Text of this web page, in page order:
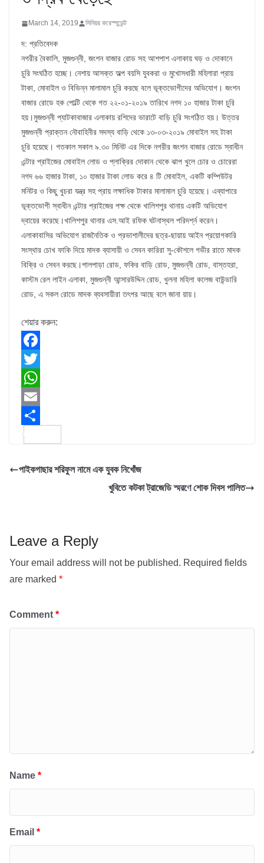
March 14, 2019 সিনিয়র করেস্পন্ডেন্ট
দ: প্রতিবেদক
নগরীর বৈকালি, মুজগুন্নী, জংশন বাজার রোড সহ আশপাশ এলাকায় ঘড় ও দোকানে
চুরি সংঘঠিত হচ্ছে। নেশায় আসক্ত অল্প বয়সি যুবকরা ও মুখোসধারী মহিলারা প্রায়
টাকা, মোবাইল ও বিভিন্ন মালামাল চুরি করছে বলে ভূক্তভোগীদের অভিযোগ। জংশন
বাজার রোডে হক পোল্টি থেকে গত ২২-০১-২০১৯ তারিখে নগদ ১০ হাজার টাকা চুরি
হয়।মুজগুন্নী প্যাটকাবাজার এলাকায় রশিদের ভারাটে বাড়ি চুরি সংগঠিত হয়। উত্তর
মুজগুন্নী প্রাক্তন নৌবাহিনীর সদস্য বাড়ি থেকে ১৩-০৩-২০১৯ মোবাইল সহ টাকা
চুরি হয়েছে। গতকাল সকাল ৯.৩০ মিনিট এর দিকে নগরীর জংশন বাজার রোডে স্বাধীন
এন্টার প্রাইজের মোবাইল লোড ও প্লাক্রির দোকান থেকে ঝাপ খুলে চোর ও চোরেরা
নগদ ৬৬ হাজার টাকা, ১০ হাজার টাকা লোড করে ৪ টি মোবাইল, একটি কম্পিউটর
মনিটর ও কিছু খুচরা যন্ত্র সহ প্রায় লক্ষাধিক টাকার মালামাল চুরি হয়েছে। এব্যাপারে
ভূক্তভোগী স্বাধীন এন্টার প্রাইজের পক্ষ থেকে খালিশপুর থানায় একটি অভিযোগ
দ্বায়ের করেছে।খালিশপুর থানার এস.আই রফিক ঘটনাস্থল পরিদর্শ্ন করেন।
এলাকাবাসির অভিযোগ রাজনৈতিক ও প্রভাশালীদের ছত্র-ছায়ায় আইন প্রয়োগকারি
সংস্থার চোখ ফাকি দিয়ে মাদক ব্যাসায়ী ও সেবন কারিরা সু-কৌশলে গভীর রাতে মাদক
বিক্রি ও সেবন করছে।পালপাড়া রোড, ফকির বাড়ি রোড, মুজগুন্নী রোড, বাস্তহরা,
কাস্টম রেল লাইন এলাকা, মুজগুন্নী আন্সারউদ্দিন রোড, খুলনা মহিলা কলেজ বাউন্ডারি
রোড, এ সকল রোডে মাদক ব্যবসায়ীরা তৎপর আছে বলে জানা য়ায়।
শেয়ার করুন:
F
a
c
e
b
o
T
w
t
e
W
h
a
s
E
m
i
a
পাইকগাছার শরিফুল নামে এক যুবক নিখোঁজ
খুবিতে কটকা ট্রাজেডি স্মরণে শোক দিবস পালিত
Leave a Reply
Your email address will not be published. Required fields
are marked *
Comment *
Name *
Email *